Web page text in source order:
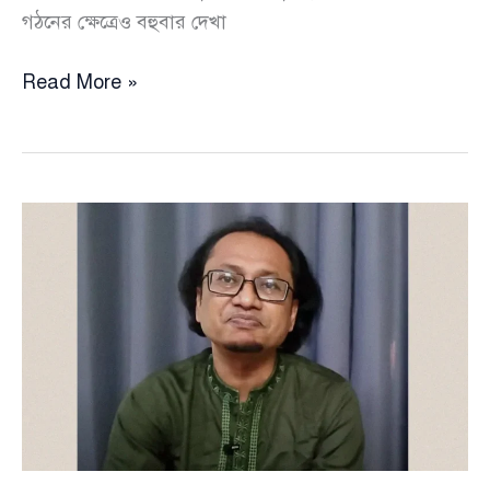
গঠনের ক্ষেত্রেও বহুবার দেখা
সহানুভূতির
ও
Read More »